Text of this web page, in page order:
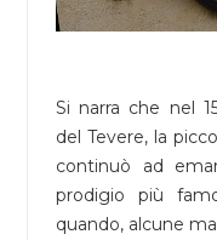
Si narra che nel
del Tevere, la
continuò ad
prodigio più
quando, alcune